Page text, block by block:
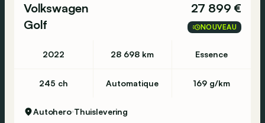
Volkswagen
Golf
27 899 €
NOUVEAU
2022 28 698 km Essence
245 ch Automatique 169 g/km
Autohero Thuislevering